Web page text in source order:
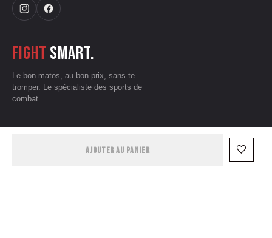
AJOUTER AU PANIER favorite_border
Fight smart.
Le bon matos, au bon prix, sans te
tromper. Le spécialiste des sports de
combat.
Mentions légales•Données personnelles
Conditions d'utilisation